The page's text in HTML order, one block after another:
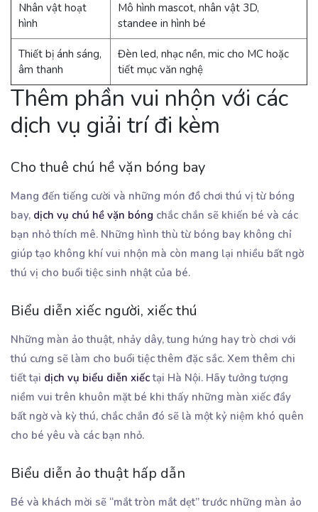
Nhân vật hoạt
hình
Mô hình mascot, nhân vật 3D,
standee in hình bé
Thiết bị ánh sáng,
âm thanh
Đèn led, nhạc nền, mic cho MC hoặc
tiết mục văn nghệ
Thêm phần vui nhộn với các
dịch vụ giải trí đi kèm
Cho thuê chú hề vặn bóng bay
Mang đến tiếng cười và những món đồ chơi thú vị từ bóng
bay, dịch vụ chú hề vặn bóng chắc chắn sẽ khiến bé và các
bạn nhỏ thích mê. Những hình thù từ bóng bay không chỉ
giúp tạo không khí vui nhộn mà còn mang lại nhiều bất ngờ
thú vị cho buổi tiệc sinh nhật của bé.
Biểu diễn xiếc người, xiếc thú
Những màn ảo thuật, nhảy dây, tung hứng hay trò chơi với
thú cưng sẽ làm cho buổi tiệc thêm đặc sắc. Xem thêm chi
tiết tại dịch vụ biểu diễn xiếctại Hà Nội. Hãy tưởng tượng
niềm vui trên khuôn mặt bé khi thấy những màn xiếc đầy
bất ngờ và kỳ thú, chắc chắn đó sẽ là một kỷ niệm khó quên
cho bé yêu và các bạn nhỏ.
Biểu diễn ảo thuật hấp dẫn
Bé và khách mời sẽ “mắt tròn mắt dẹt” trước những màn ảo